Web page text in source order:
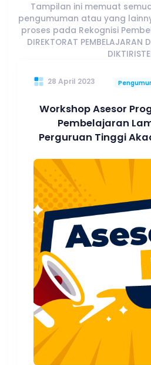
Tampilan ini memuat
pengumuman atau yang
proses pada Rekognisi
DIREKTORAT PEMBELAJARAN
28 April 2023
Workshop Asesor
Pembelajaran
Perguruan Tinggi